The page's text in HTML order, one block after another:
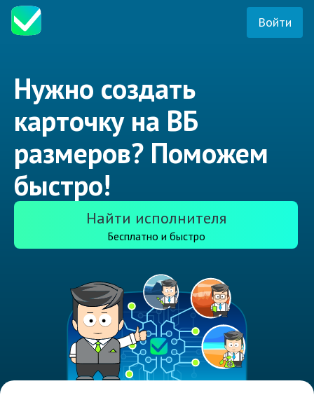
Войти
Нужно создать
карточку на ВБ
размеров? Поможем
быстро!
Найти исполнителя
Бесплатно и быстро